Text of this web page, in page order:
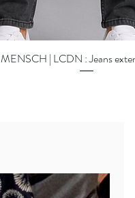
Quick View
MENSCH | LCDN : Jeans